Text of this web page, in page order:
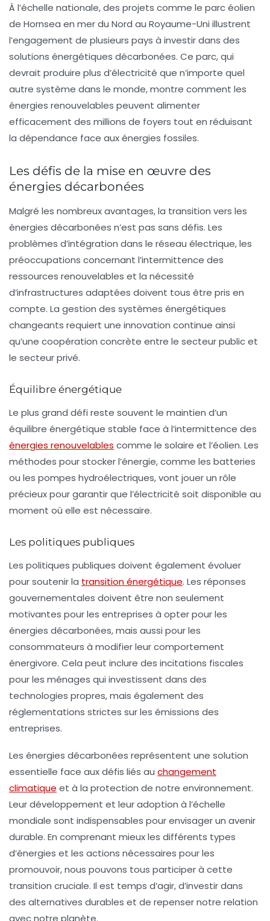
À l’échelle nationale, des projets comme le parc éolien
de Hornsea en mer du Nord au Royaume-Uni illustrent
l’engagement de plusieurs pays à investir dans des
solutions énergétiques décarbonées. Ce parc, qui
devrait produire plus d’électricité que n’importe quel
autre système dans le monde, montre comment les
énergies renouvelables peuvent alimenter
efficacement des millions de foyers tout en réduisant
la dépendance face aux énergies fossiles.
Les défis de la mise en œuvre des
énergies décarbonées
Malgré les nombreux avantages, la transition vers les
énergies décarbonées n’est pas sans défis. Les
problèmes d’intégration dans le réseau électrique, les
préoccupations concernant l’intermittence des
ressources renouvelables et la nécessité
d’infrastructures adaptées doivent tous être pris en
compte. La gestion des systèmes énergétiques
changeants requiert une innovation continue ainsi
qu’une coopération concrète entre le secteur public et
le secteur privé.
Équilibre énergétique
Le plus grand défi reste souvent le maintien d’un
équilibre énergétique stable face à l’intermittence des
énergies renouvelables comme le solaire et l’éolien. Les
méthodes pour stocker l’énergie, comme les batteries
ou les pompes hydroélectriques, vont jouer un rôle
précieux pour garantir que l’électricité soit disponible au
moment où elle est nécessaire.
Les politiques publiques
Les politiques publiques doivent également évoluer
pour soutenir la transition énergétique. Les réponses
gouvernementales doivent être non seulement
motivantes pour les entreprises à opter pour les
énergies décarbonées, mais aussi pour les
consommateurs à modifier leur comportement
énergivore. Cela peut inclure des incitations fiscales
pour les ménages qui investissent dans des
technologies propres, mais également des
réglementations strictes sur les émissions des
entreprises.
Les énergies décarbonées représentent une solution
essentielle face aux défis liés au changement
climatique et à la protection de notre environnement.
Leur développement et leur adoption à l’échelle
mondiale sont indispensables pour envisager un avenir
durable. En comprenant mieux les différents types
d’énergies et les actions nécessaires pour les
promouvoir, nous pouvons tous participer à cette
transition cruciale. Il est temps d’agir, d’investir dans
des alternatives durables et de repenser notre relation
avec notre planète.